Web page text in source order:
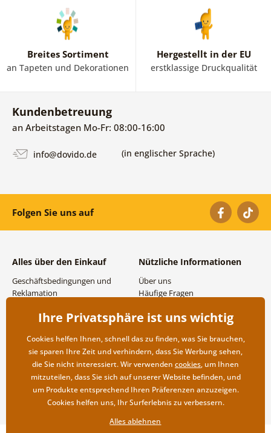
Breites Sortiment
an Tapeten und Dekorationen
Hergestellt in der EU
erstklassige Druckqualität
Kundenbetreuung
an Arbeitstagen Mo-Fr: 08:00-16:00
info@dovido.de (in englischer Sprache)
Folgen Sie uns auf
Alles über den Einkauf
Geschäftsbedingungen und
Reklamation
Versand- und
Rücksendung der Ware
Nützliche Informationen
Über uns
Häufige Fragen
Großhandel und
Ihre Privatsphäre ist uns wichtig
Cookies helfen Ihnen, schnell das zu finden, was Sie brauchen,
sie sparen Ihre Zeit und verhindern, dass Sie Werbung sehen,
die Sie nicht interessiert. Wir verwenden cookies, um Ihnen
mitzuteilen, dass Sie sich auf unserer Website befinden, und
um Produkte entsprechend Ihren Präferenzen anzuzeigen.
Cookies helfen uns, Ihr Surferlebnis zu verbessern.
Alles ablehnen